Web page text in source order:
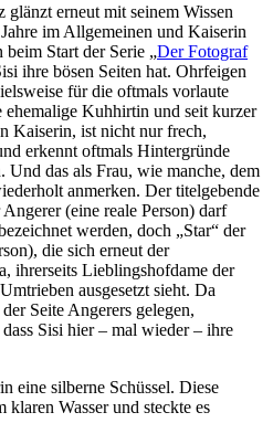
erneut mit seinem Wissen
im Allgemeinen und Kaiserin
Start der Serie „Der Fotograf
ihre bösen Seiten hat. Ohrfeigen
für die oftmals vorlaute
Kuhhirtin und seit kurzer
Kaiserin, ist nicht nur frech,
erkennt oftmals Hintergründe
Und das als Frau, wie manche, dem
anmerken. Der titelgebende
(eine reale Person) darf
werden, doch „Star“ der
die sich erneut der
ihrerseits Lieblingshofdame der
ausgesetzt sieht. Da
Seite Angerers gelegen,
Sisi hier – mal wieder – ihre
eine silberne Schüssel. Diese
klaren Wasser und steckte es